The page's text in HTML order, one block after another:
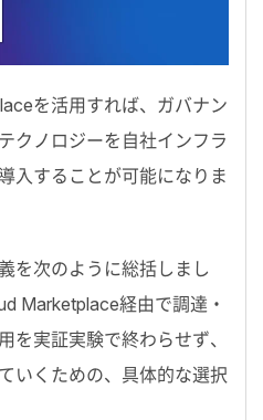
を活用すれば、ガバナン
クノロジーを自社インフラ
入することが可能になりま
を次のように総括しまし
Marketplace経由で調達・
を実証実験で終わらせず、
いくための、具体的な選択